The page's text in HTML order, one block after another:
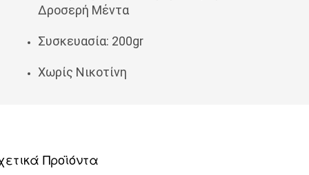
Δροσερή Μέντα
Συσκευασία: 200gr
Χωρίς Νικοτίνη
Προϊόντα